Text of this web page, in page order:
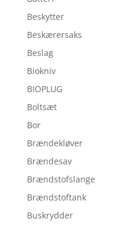
Beskytter
Beskærersaks
Beslag
Biokniv
BIOPLUG
Boltsæt
Bor
Brændekløver
Brændesav
Brændstofslange
Brændstoftank
Buskrydder